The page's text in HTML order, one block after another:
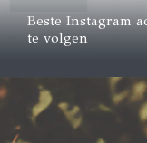
Beste Instagram
te volgen